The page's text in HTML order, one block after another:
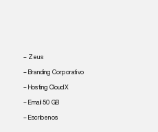
– Zeus
– Branding Corporativo
– Hosting CloudX
– Email 50 GB
– Escríbenos